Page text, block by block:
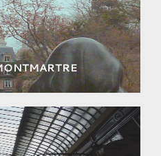
visité du monde
inédit.